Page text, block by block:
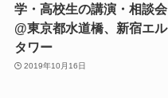
学・高校生の講演・相談会
@東京都水道橋、新宿エル
タワー
2019年10月16日